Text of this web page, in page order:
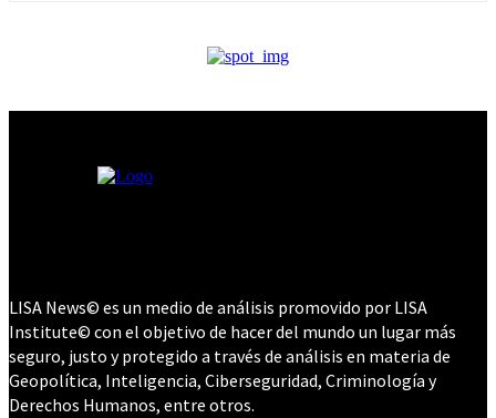
LISA News© es un medio de análisis promovido por LISA
Institute© con el objetivo de hacer del mundo un lugar más
seguro, justo y protegido a través de análisis en materia de
Geopolítica, Inteligencia, Ciberseguridad, Criminología y
Derechos Humanos, entre otros.